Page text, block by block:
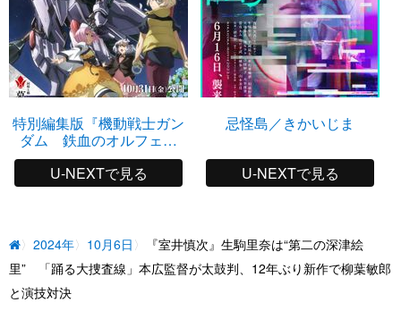
特別編集版『機動戦士ガン
ダム 鉄血のオルフェン
ズ ウルズハント －小さ
な挑戦者の軌跡－』
U-NEXTで見る
忌怪島／きかいじま
U-NEXTで見る
2024年 10月6日
『室井慎次』生駒里奈は“第二の深津絵
里” 「踊る大捜査線」本広監督が太鼓判、12年ぶり新作で柳葉敏郎
と演技対決